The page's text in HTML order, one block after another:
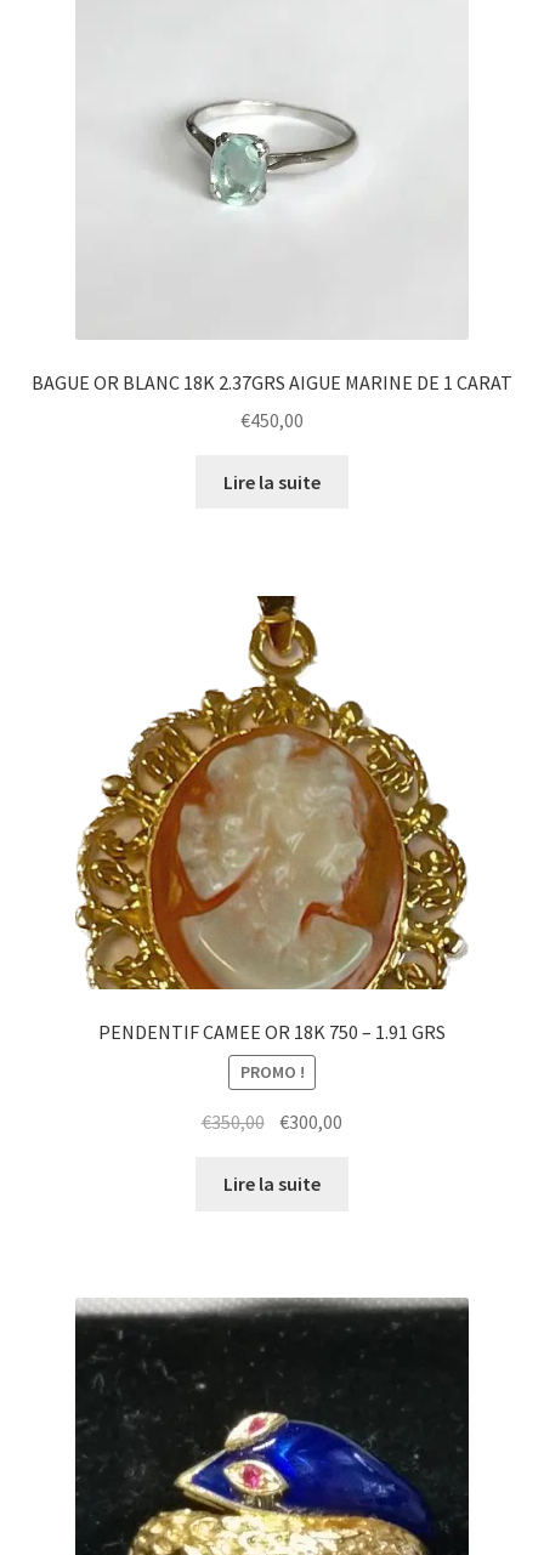
BAGUE OR BLANC 18K 2.37GRS AIGUE MARINE DE 1 CARAT
€450,00
Lire la suite
PENDENTIF CAMEE OR 18K 750 – 1.91 GRS
PROMO !
€350,00 €300,00
Lire la suite